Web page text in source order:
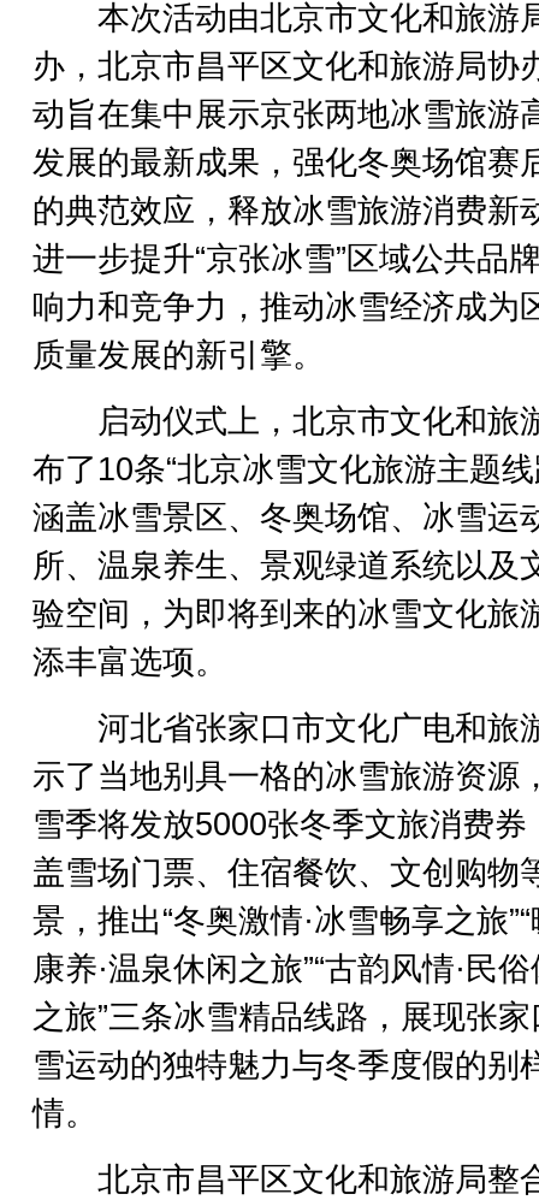
本次活动由北京市文化和旅游
办，北京市昌平区文化和旅游局协
动旨在集中展示京张两地冰雪旅游
发展的最新成果，强化冬奥场馆赛
的典范效应，释放冰雪旅游消费新
进一步提升“京张冰雪”区域公共品
响力和竞争力，推动冰雪经济成为
质量发展的新引擎。
启动仪式上，北京市文化和旅
布了10条“北京冰雪文化旅游主题线
涵盖冰雪景区、冬奥场馆、冰雪运
所、温泉养生、景观绿道系统以及
验空间，为即将到来的冰雪文化旅
添丰富选项。
河北省张家口市文化广电和旅
示了当地别具一格的冰雪旅游资源
雪季将发放5000张冬季文旅消费券
盖雪场门票、住宿餐饮、文创购物
景，推出“冬奥激情·冰雪畅享之旅
康养·温泉休闲之旅”“古韵风情·民
之旅”三条冰雪精品线路，展现张
雪运动的独特魅力与冬季度假的别
情。
北京市昌平区文化和旅游局整